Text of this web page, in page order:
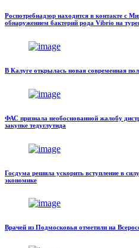
Роспотребнадзор находится в контакте с
обнаружением бактерий рода Vibrio на
В Калуге открылась новая современная
ФАС признала необоснованной жалобу
закупке тедуглутида
Госдума решила ускорить вступление в
экономике
Врачей из Подмосковья отметили на